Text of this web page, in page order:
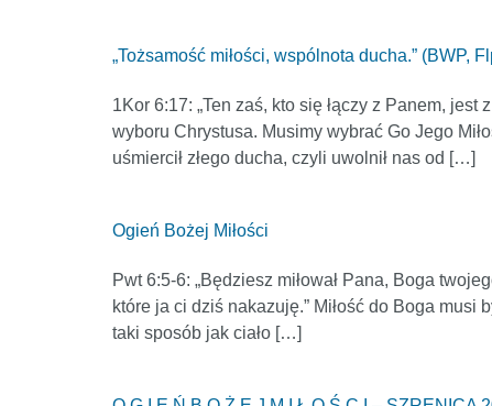
„Tożsamość miłości, wspólnota ducha.” (BWP,
1Kor 6:17: „Ten zaś, kto się łączy z Panem,
wyboru Chrystusa. Musimy wybrać Go Jego
uśmiercił złego ducha, czyli uwolnił nas od […]
Ogień Bożej Miłości
Pwt 6:5-6: „Będziesz miłował Pana, Boga
które ja ci dziś nakazuję.” Miłość do Boga
taki sposób jak ciało […]